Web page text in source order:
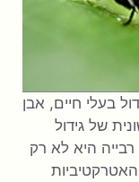
בעלי חיים, אבן
של גידול
רבייה היא לא רק